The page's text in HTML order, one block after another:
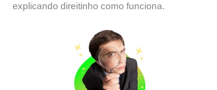
explicando direitinho como funciona.